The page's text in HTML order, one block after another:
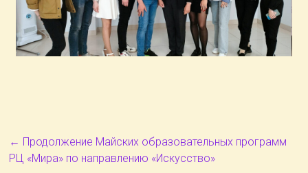
← Продолжение Майских образовательных программ
РЦ «Мира» по направлению «Искусство»